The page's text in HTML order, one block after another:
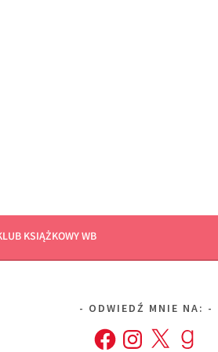
KSIĄŻKOWY WB
ODWIEDŹ MNIE NA:
FacebookInstagram
X Goodreads